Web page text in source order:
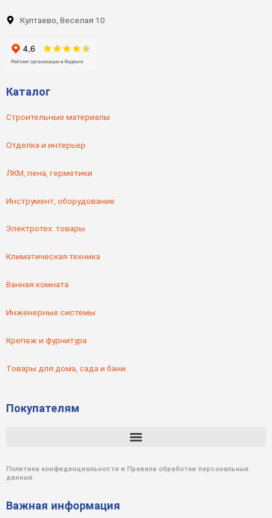
Култаево, Веселая 10
Каталог
Строительные материалы
Отделка и интерьер
ЛКМ, пена, герметики
Инструмент, оборудование
Электротех. товары
Климатическая техника
Ванная комната
Инженерные системы
Крепеж и фурнитура
Товары для дома, сада и бани
Покупателям
Политика конфиденциальности и Правила обработки персональных
данных
Важная информация